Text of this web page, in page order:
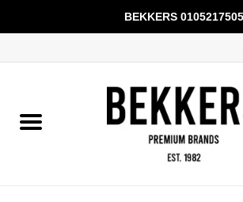
Mannen
BEKKERS 0105217505